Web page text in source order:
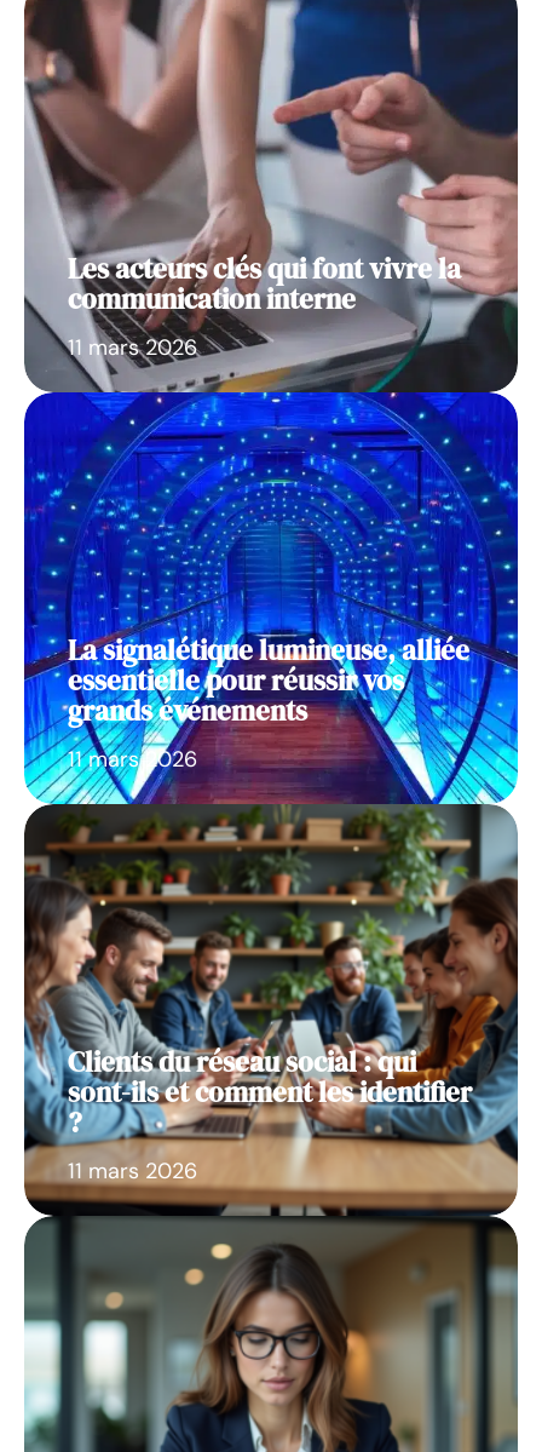
Les acteurs clés qui font vivre la
communication interne
11 mars 2026
La signalétique lumineuse, alliée
essentielle pour réussir vos
grands événements
11 mars 2026
Clients du réseau social : qui
sont-ils et comment les identifier
?
11 mars 2026